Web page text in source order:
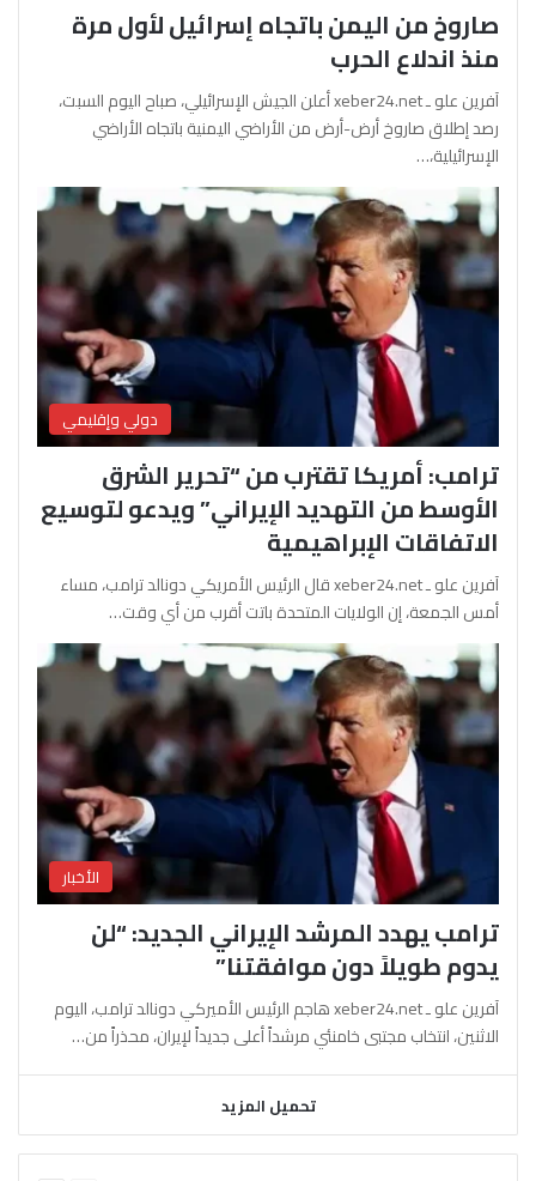
صاروخ من اليمن باتجاه إسرائيل لأول مرة
منذ اندلاع الحرب
آفرين علو ـ xeber24.net أعلن الجيش الإسرائيلي، صباح اليوم السبت،
رصد إطلاق صاروخ أرض-أرض من الأراضي اليمنية باتجاه الأراضي
الإسرائيلية،…
دولي وإقليمي
ترامب: أمريكا تقترب من “تحرير الشرق
الأوسط من التهديد الإيراني” ويدعو لتوسيع
الاتفاقات الإبراهيمية
آفرين علو ـ xeber24.net قال الرئيس الأمريكي دونالد ترامب، مساء
أمس الجمعة، إن الولايات المتحدة باتت أقرب من أي وقت…
الأخبار
ترامب يهدد المرشد الإيراني الجديد: “لن
يدوم طويلاً دون موافقتنا”
آفرين علو ـ xeber24.net هاجم الرئيس الأميركي دونالد ترامب، اليوم
الاثنين، انتخاب مجتبى خامنئي مرشداً أعلى جديداً لإيران، محذراً من…
تحميل المزيد